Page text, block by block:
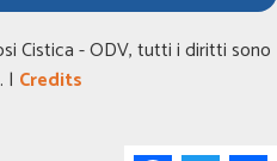
Cistica - ODV, tutti i diritti sono
| Credits